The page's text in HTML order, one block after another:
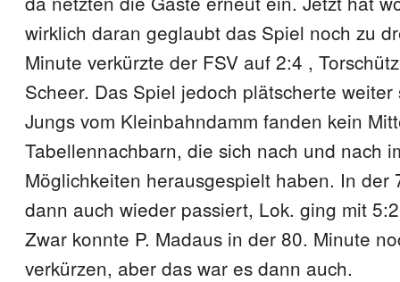
wirklich daran geglaubt das Spiel noch zu
Minute verkürzte der FSV auf 2:4 ,
Scheer. Das Spiel jedoch plätscherte
Jungs vom Kleinbahndamm fanden kein
Tabellennachbarn, die sich nach und nach
Möglichkeiten herausgespielt haben. In der
dann auch wieder passiert, Lok. ging mit
Zwar konnte P. Madaus in der 80. Minute
verkürzen, aber das war es dann auch.